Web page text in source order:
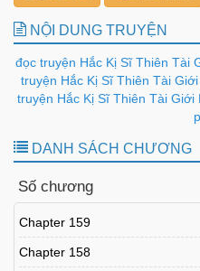
NỘI DUNG TRUYỆN
đọc truyện Hắc Kị Sĩ Thiên Tài
truyện Hắc Kị Sĩ Thiên Tài
truyện Hắc Kị Sĩ Thiên Tài
DANH SÁCH CHƯƠNG
Số chương
Chapter 159
Chapter 158